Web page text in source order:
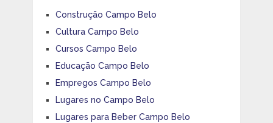
Construção Campo Belo
Cultura Campo Belo
Cursos Campo Belo
Educação Campo Belo
Empregos Campo Belo
Lugares no Campo Belo
Lugares para Beber Campo Belo